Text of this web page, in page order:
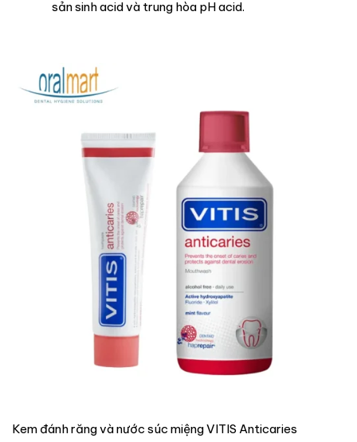
sản sinh acid và trung hòa pH acid.
Kem đánh răng và nước súc miệng VITIS Anticaries